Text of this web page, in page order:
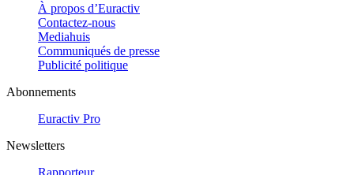
À propos d’Euractiv
Contactez-nous
Mediahuis
Communiqués de presse
Publicité politique
Abonnements
Euractiv Pro
Newsletters
Rapporteur